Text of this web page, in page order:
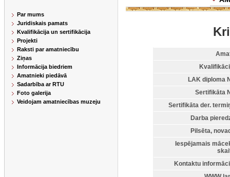
Par mums
Juridiskais pamats
Kvalifikācija un sertifikācija
Projekti
Raksti par amatniecību
Ziņas
Informācija biedriem
Amatnieki piedāvā
Sadarbība ar RTU
Foto galerija
Veidojam amatniecības muzeju
LAK diploma
Sertifikāta
Sertifikāta der.
Darba
Pilsēta,
Iespējamais
Kontaktu